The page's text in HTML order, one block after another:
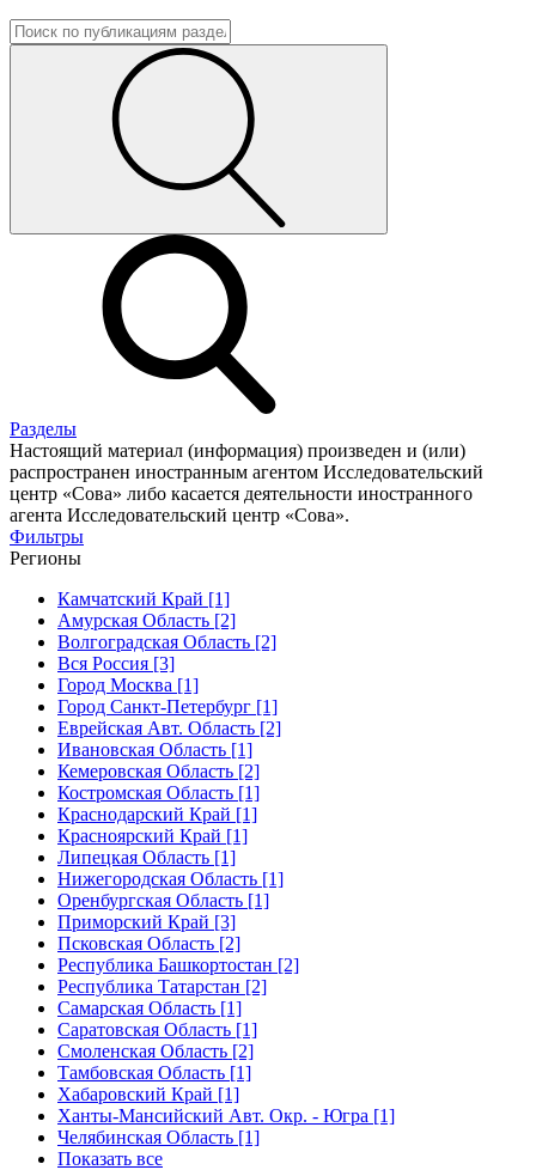
Разделы
Настоящий материал (информация) произведен и (или)
распространен иностранным агентом Исследовательский
центр «Сова» либо касается деятельности иностранного
агента Исследовательский центр «Сова».
Фильтры
Регионы
Камчатский Край [1]
Амурская Область [2]
Волгоградская Область [2]
Вся Россия [3]
Город Москва [1]
Город Санкт-Петербург [1]
Еврейская Авт. Область [2]
Ивановская Область [1]
Кемеровская Область [2]
Костромская Область [1]
Краснодарский Край [1]
Красноярский Край [1]
Липецкая Область [1]
Нижегородская Область [1]
Оренбургская Область [1]
Приморский Край [3]
Псковская Область [2]
Республика Башкортостан [2]
Республика Татарстан [2]
Самарская Область [1]
Саратовская Область [1]
Смоленская Область [2]
Тамбовская Область [1]
Хабаровский Край [1]
Ханты-Мансийский Авт. Окр. - Югра [1]
Челябинская Область [1]
Показать все